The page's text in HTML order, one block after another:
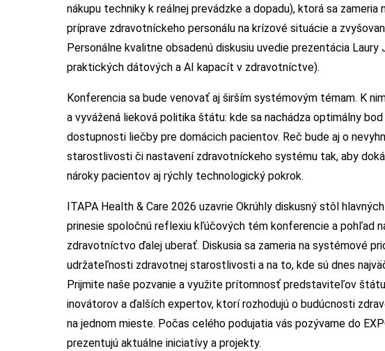
nákupu techniky k reálnej prevádzke a dopadu), ktorá sa
príprave zdravotníckeho personálu na krízové situácie a
Personálne kvalitne obsadenú diskusiu uvedie prezentácia
praktických dátových a AI kapacít v zdravotníctve).
Konferencia sa bude venovať aj širším systémovým témam. K
a vyvážená lieková politika štátu: kde sa nachádza optimálny
dostupnosti liečby pre domácich pacientov. Reč bude aj o
starostlivosti či nastavení zdravotníckeho systému tak, aby
nároky pacientov aj rýchly technologický pokrok.
ITAPA Health & Care 2026 uzavrie Okrúhly diskusný stôl
prinesie spoločnú reflexiu kľúčových tém konferencie a pohľad
zdravotníctvo ďalej uberať. Diskusia sa zameria na systémové
udržateľnosti zdravotnej starostlivosti a na to, kde sú dnes
Prijmite naše pozvanie a využite prítomnosť predstaviteľov
inovátorov a ďalších expertov, ktorí rozhodujú o budúcnosti
na jednom mieste. Počas celého podujatia vás pozývame do
prezentujú aktuálne iniciatívy a projekty.